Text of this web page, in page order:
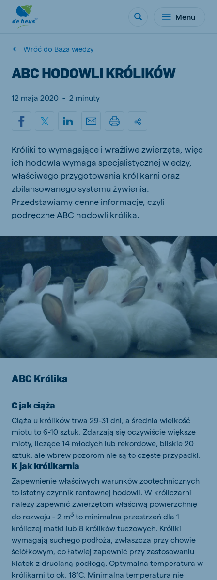
Menu
Wróć do Baza wiedzy
ABC HODOWLI KRÓLIKÓW
12 maja 2020 - 2 minuty
Króliki to wymagające i wrażliwe zwierzęta, więc
ich hodowla wymaga specjalistycznej wiedzy,
właściwego przygotowania królikarni oraz
zbilansowanego systemu żywienia.
Przedstawiamy cenne informacje, czyli
podręczne ABC hodowli królika.
ABC Królika
C jak ciąża
Ciąża u królików trwa 29-31 dni, a średnia wielkość
miotu to 6-10 sztuk. Zdarzają się oczywiście większe
mioty, liczące 14 młodych lub rekordowe, bliskie 20
sztuk, ale wbrew pozorom nie są to częste przypadki.
K jak królikarnia
Zapewnienie właściwych warunków zootechnicznych
to istotny czynnik rentownej hodowli. W króliczarni
należy zapewnić zwierzętom właściwą powierzchnię
do rozwoju - 2 m3 to minimalna przestrzeń dla 1
króliczej matki lub 8 królików tuczowych. Króliki
wymagają suchego podłoża, zwłaszcza przy chowie
ściółkowym, co łatwiej zapewnić przy zastosowaniu
klatek z drucianą podłogą. Optymalna temperatura w
królikarni to ok. 18°C. Minimalna temperatura nie